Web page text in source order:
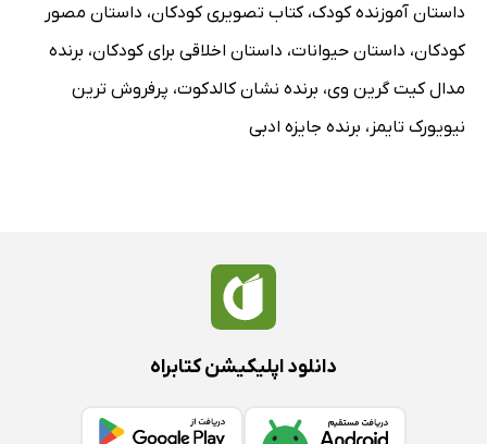
داستان آموزنده کودک،کتاب تصویری کودکان، داستان مصور
کودکان، داستان حیوانات، داستان اخلاقی برای کودکان، برنده
مدال کیت گرین وی، برنده نشان کالدکوت، پرفروش ترین
نیویورک تایمز ، برنده جایزه ادبی
دانلود اپلیکیشن کتابراه